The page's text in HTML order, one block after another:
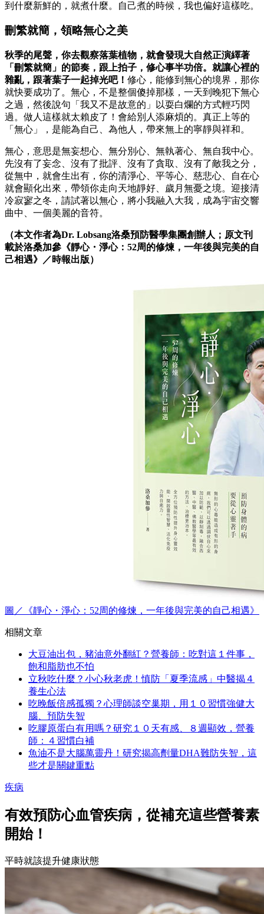
到什麼新鮮的，就煮什麼。自己煮的時候，我也偏好這樣吃。
刪繁就簡，領略無心之美
秋季的尾聲，你去觀察落葉植物，就會發現大自然正演繹著
「刪繁就簡」的節奏，跟上拍子，修心事半功倍。就讓心裡的
雜亂，跟著葉子一起掉光吧！ 修心，能修到無心的境界，那你
就快要成功了。無心，不是整個傻掉那樣，一天到晚犯下無心
之過，然後說句「我又不是故意的」以耍白爛的方式輕巧閃
過。做人這樣就太賴皮了！會給別人添麻煩的。真正上等的
「無心」，是能為自己、為他人，帶來無上的寧靜與祥和。
無心，意思是無妄想心、無分別心、無執著心、無自我中心。
先沒有了妄念、沒有了批評、沒有了貪取、沒有了敵我之分，
從無中，就會生出有，你的清淨心、平等心、慈悲心、自在心
就會顯化出來，帶領你走向天地靜好、歲月無憂之境。迎接清
冷寂寥之冬，請試著以無心，將小我融入大我，成為宇宙交響
曲中、一個美麗的音符。
（本文作者為Dr. Lobsang洛桑預防醫學集團創辦人；原文刊
載於洛桑加參《靜心・淨心：52周的修煉，一年後與完美的自
己相遇》／時報出版）
圖／《靜心・淨心：52周的修煉，一年後與完美的自己相遇》
相關文章
大豆油出包，豬油意外翻紅？營養師：吃對這１件事，
飽和脂肪也不怕
立秋吃什麼？小心秋老虎！慎防「夏季流感」中醫揭４
養生心法
吃晚飯倍感孤獨？心理師談空巢期，用１０習慣強健大
腦、預防失智
吃膠原蛋白有用嗎？研究１０天有感、８週顯效，營養
師：４習慣白補
魚油不是大腦萬靈丹！研究揭高劑量DHA難防失智，這
些才是關鍵重點
疾病
有效預防心血管疾病，從補充這些營養素
開始！
平時就該提升健康狀態